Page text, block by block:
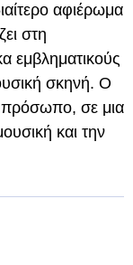
αφιέρωμα
στη
εμβληματικούς
σκηνή. Ο
σε μια
και την